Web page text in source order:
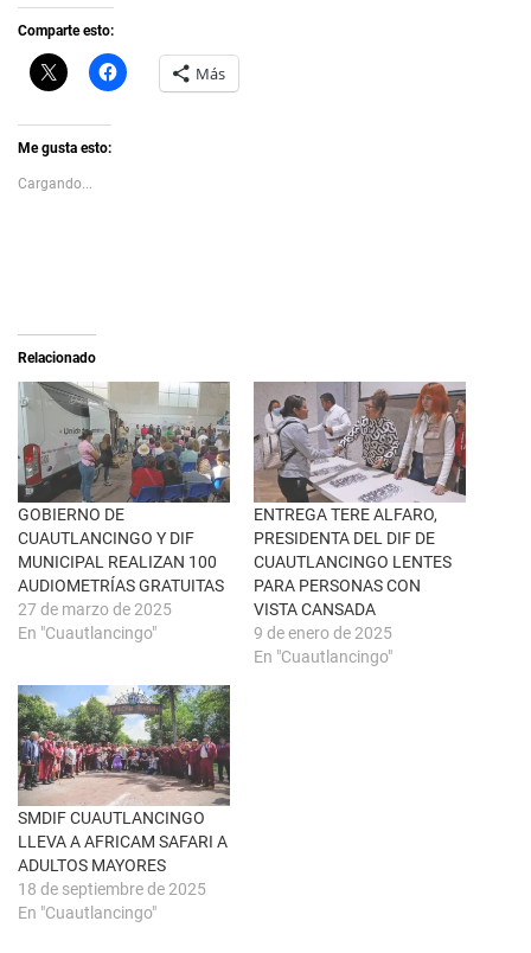
Comparte esto:
C
l
k
t
s
h
e
b
r
e
e
n
u
n
a
v
e
n
t
a
n
a
n
u
v
H
a
e
a
c
e
b
o
o
k
(
S
e
a
b
r
e
e
n
a
v
e
n
t
a
n
a
n
u
e
v
a
)
Más
Me gusta esto:
Cargando...
Relacionado
GOBIERNO DE
CUAUTLANCINGO Y DIF
MUNICIPAL REALIZAN 100
AUDIOMETRÍAS GRATUITAS
27 de marzo de 2025
En "Cuautlancingo"
ENTREGA TERE ALFARO,
PRESIDENTA DEL DIF DE
CUAUTLANCINGO LENTES
PARA PERSONAS CON
VISTA CANSADA
9 de enero de 2025
En "Cuautlancingo"
SMDIF CUAUTLANCINGO
LLEVA A AFRICAM SAFARI A
ADULTOS MAYORES
18 de septiembre de 2025
En "Cuautlancingo"